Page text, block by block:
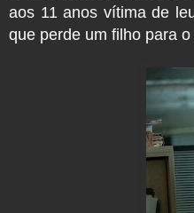
aos 11 anos vítima de
que perde um filho para o